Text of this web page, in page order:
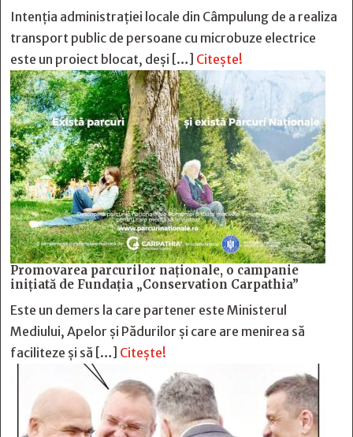
Intenția administrației locale din Câmpulung de a realiza
transport public de persoane cu microbuze electrice
este un proiect blocat, deși […] Citește!
Promovarea parcurilor naționale, o campanie
inițiată de Fundația „Conservation Carpathia”
Este un demers la care partener este Ministerul
Mediului, Apelor și Pădurilor și care are menirea să
faciliteze și să […] Citește!